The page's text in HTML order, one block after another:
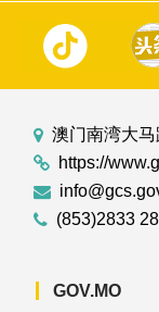
澳门南湾大
https://
(853)2833
GOV.MO